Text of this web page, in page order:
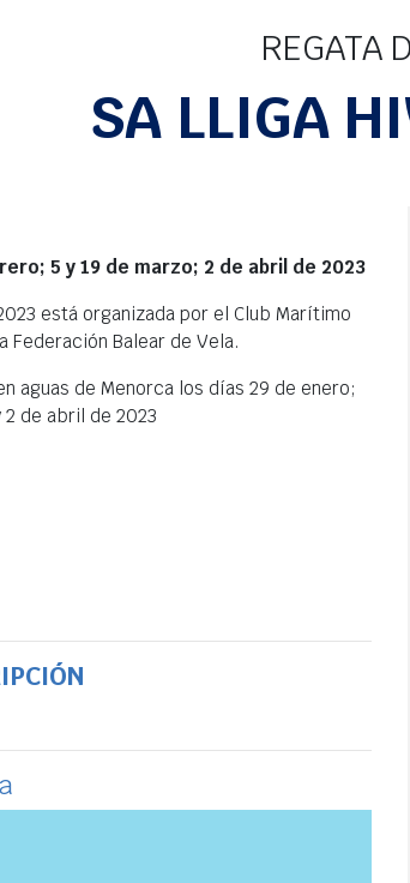
REGATA
SA LLIGA
5 y 19 de marzo; 2 de abril de 2023
está organizada por el Club Marítimo
Federación Balear de Vela.
aguas de Menorca los días 29 de enero;
de abril de 2023